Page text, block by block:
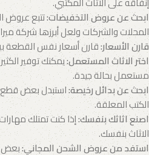
ابحث عن عروض التخفيضات:تتبع عروض
المحلات والشركات ولعل أبرزها شركة
قارن الأسعار:قارن أسعار نفس القطعة
اختر الاثاث المستعمل:يمكنك توفير
مستعمل بحالة جيدة.
ابحث عن بدائل رخيصة:استبدل بعض قطع
الكتب المعلقة.
اصنع اثاثك بنفسك:إذا كنت تمتلك
الاثاث بنفسك.
استفد من عروض الشحن المجاني:بعض